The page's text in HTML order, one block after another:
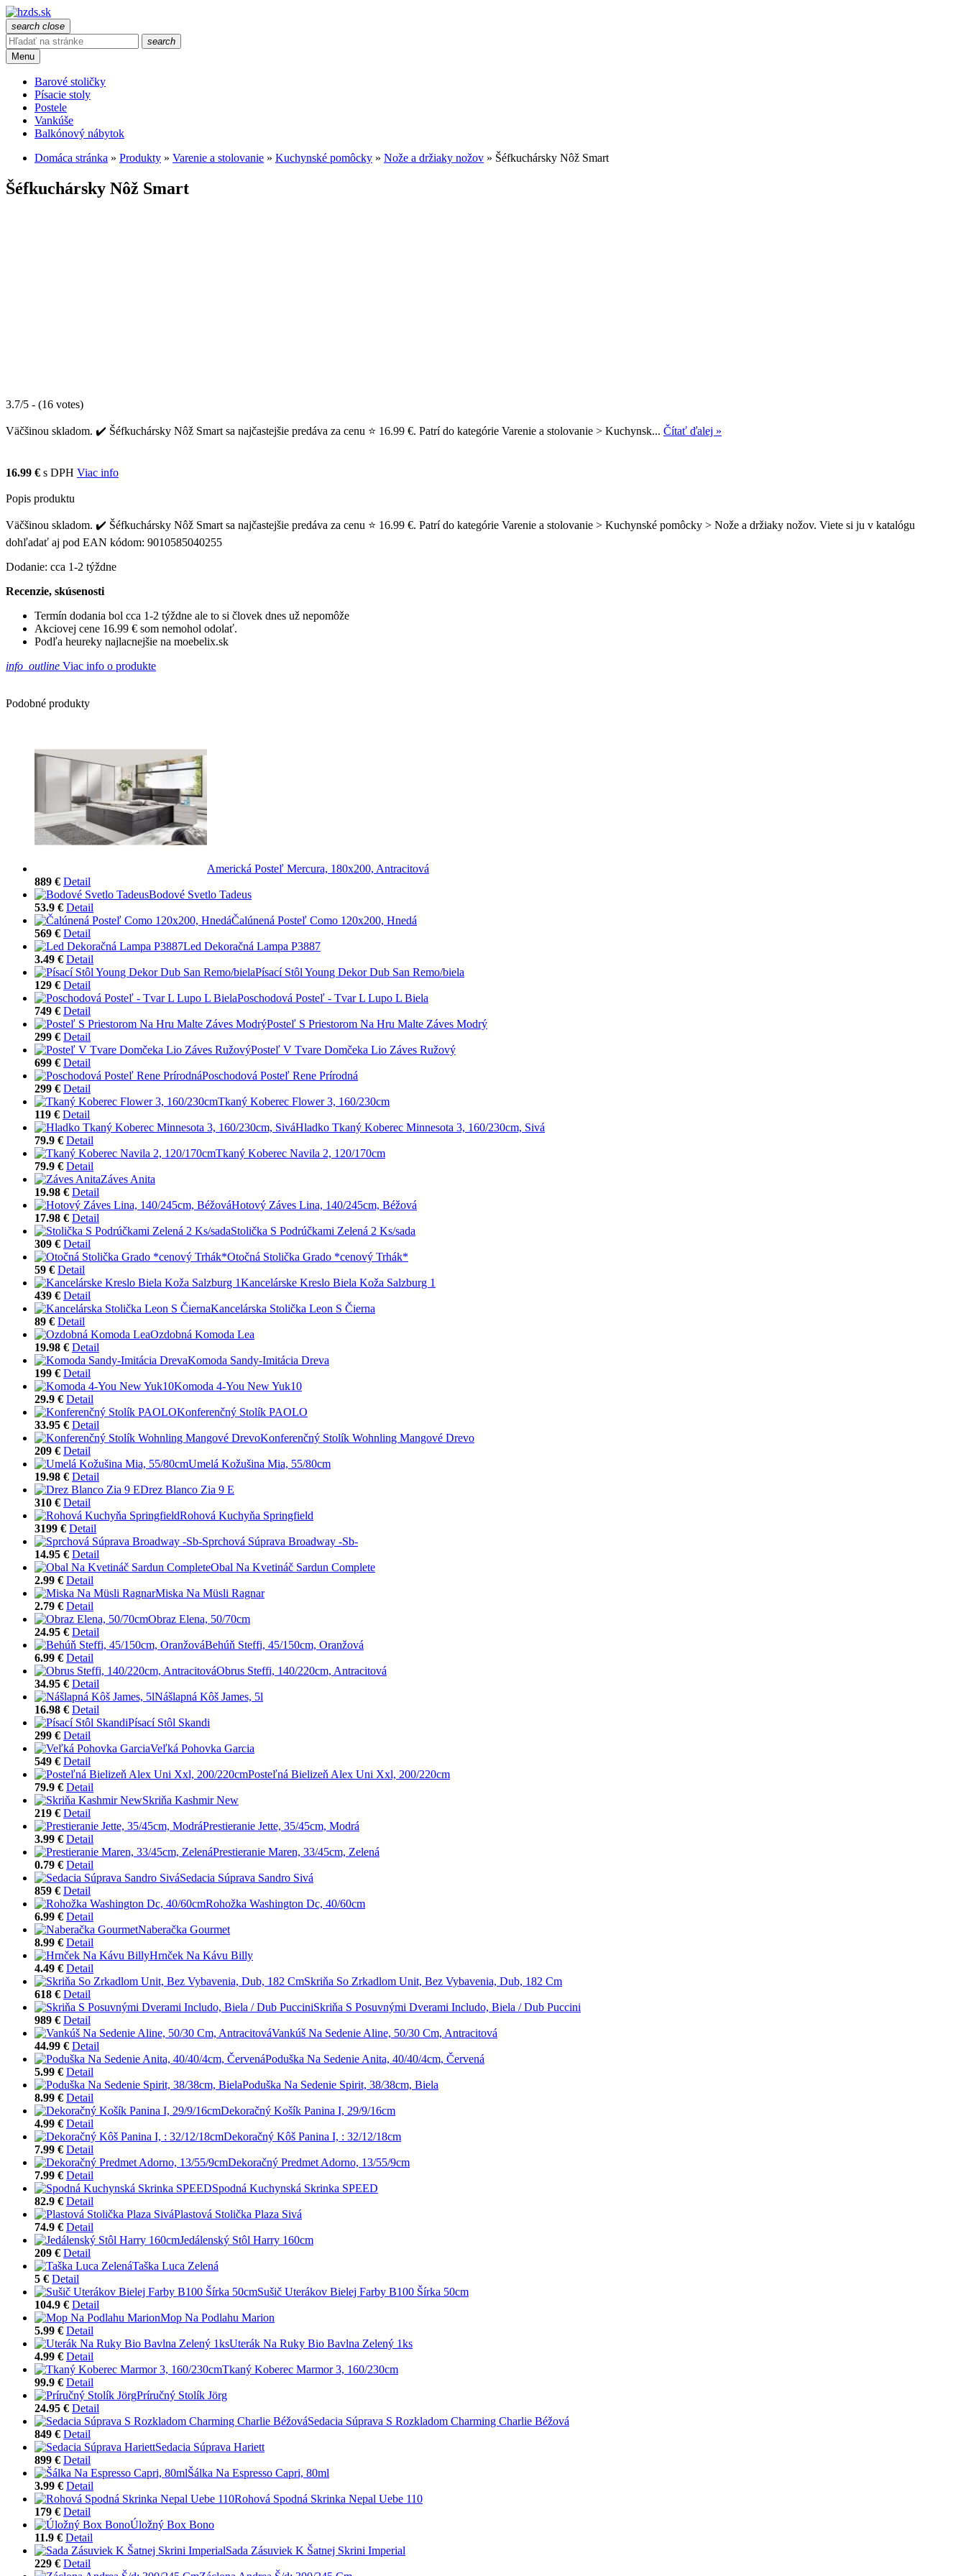
search close
search
Menu
Barové stoličky
Písacie stoly
Postele
Vankúše
Balkónový nábytok
Domáca stránka » Produkty » Varenie a stolovanie » Kuchynské pomôcky » Nože a držiaky nožov » Šéfkuchársky Nôž Smart
Šéfkuchársky Nôž Smart
3.7/5 - (16 votes)
Väčšinou skladom. ✔️ Šéfkuchársky Nôž Smart sa najčastejšie predáva za cenu ⭐ 16.99 €. Patrí do kategórie Varenie a stolovanie > Kuchynsk... Čítať ďalej »
16.99 € s DPH Viac info
Popis produktu
Väčšinou skladom. ✔️ Šéfkuchársky Nôž Smart sa najčastejšie predáva za cenu ⭐ 16.99 €. Patrí do kategórie Varenie a stolovanie > Kuchynské pomôcky > Nože a držiaky nožov. Viete si ju v katalógu
dohľadať aj pod EAN kódom: 9010585040255
Dodanie: cca 1-2 týždne
Recenzie, skúsenosti
Termín dodania bol cca 1-2 týždne ale to si človek dnes už nepomôže
Akciovej cene 16.99 € som nemohol odolať.
Podľa heureky najlacnejšie na moebelix.sk
info_outline Viac info o produkte
Podobné produkty
Americká Posteľ Mercura, 180x200, Antracitová
889 € Detail
Bodové Svetlo Tadeus
53.9 € Detail
Čalúnená Posteľ Como 120x200, Hnedá
569 € Detail
Led Dekoračná Lampa P3887
3.49 € Detail
Písací Stôl Young Dekor Dub San Remo/biela
129 € Detail
Poschodová Posteľ - Tvar L Lupo L Biela
749 € Detail
Posteľ S Priestorom Na Hru Malte Záves Modrý
299 € Detail
Posteľ V Tvare Domčeka Lio Záves Ružový
699 € Detail
Poschodová Posteľ Rene Prírodná
299 € Detail
Tkaný Koberec Flower 3, 160/230cm
119 € Detail
Hladko Tkaný Koberec Minnesota 3, 160/230cm, Sivá
79.9 € Detail
Tkaný Koberec Navila 2, 120/170cm
79.9 € Detail
Záves Anita
19.98 € Detail
Hotový Záves Lina, 140/245cm, Béžová
17.98 € Detail
Stolička S Podrúčkami Zelená 2 Ks/sada
309 € Detail
Otočná Stolička Grado *cenový Trhák*
59 € Detail
Kancelárske Kreslo Biela Koža Salzburg 1
439 € Detail
Kancelárska Stolička Leon S Čierna
89 € Detail
Ozdobná Komoda Lea
19.98 € Detail
Komoda Sandy-Imitácia Dreva
199 € Detail
Komoda 4-You New Yuk10
29.9 € Detail
Konferenčný Stolík PAOLO
33.95 € Detail
Konferenčný Stolík Wohnling Mangové Drevo
209 € Detail
Umelá Kožušina Mia, 55/80cm
19.98 € Detail
Drez Blanco Zia 9 E
310 € Detail
Rohová Kuchyňa Springfield
3199 € Detail
Sprchová Súprava Broadway -Sb-
14.95 € Detail
Obal Na Kvetináč Sardun Complete
2.99 € Detail
Miska Na Müsli Ragnar
2.79 € Detail
Obraz Elena, 50/70cm
24.95 € Detail
Behúň Steffi, 45/150cm, Oranžová
6.99 € Detail
Obrus Steffi, 140/220cm, Antracitová
34.95 € Detail
Nášlapná Kôš James, 5l
16.98 € Detail
Písací Stôl Skandi
299 € Detail
Veľká Pohovka Garcia
549 € Detail
Posteľná Bielizeň Alex Uni Xxl, 200/220cm
79.9 € Detail
Skriňa Kashmir New
219 € Detail
Prestieranie Jette, 35/45cm, Modrá
3.99 € Detail
Prestieranie Maren, 33/45cm, Zelená
0.79 € Detail
Sedacia Súprava Sandro Sivá
859 € Detail
Rohožka Washington Dc, 40/60cm
6.99 € Detail
Naberačka Gourmet
8.99 € Detail
Hrnček Na Kávu Billy
4.49 € Detail
Skriňa So Zrkadlom Unit, Bez Vybavenia, Dub, 182 Cm
618 € Detail
Skriňa S Posuvnými Dverami Includo, Biela / Dub Puccini
989 € Detail
Vankúš Na Sedenie Aline, 50/30 Cm, Antracitová
44.99 € Detail
Poduška Na Sedenie Anita, 40/40/4cm, Červená
5.99 € Detail
Poduška Na Sedenie Spirit, 38/38cm, Biela
8.99 € Detail
Dekoračný Košík Panina I, 29/9/16cm
4.99 € Detail
Dekoračný Kôš Panina I, : 32/12/18cm
7.99 € Detail
Dekoračný Predmet Adorno, 13/55/9cm
7.99 € Detail
Spodná Kuchynská Skrinka SPEED
82.9 € Detail
Plastová Stolička Plaza Sivá
74.9 € Detail
Jedálenský Stôl Harry 160cm
209 € Detail
Taška Luca Zelená
5 € Detail
Sušič Uterákov Bielej Farby B100 Šírka 50cm
104.9 € Detail
Mop Na Podlahu Marion
5.99 € Detail
Uterák Na Ruky Bio Bavlna Zelený 1ks
4.99 € Detail
Tkaný Koberec Marmor 3, 160/230cm
99.9 € Detail
Príručný Stolík Jörg
24.95 € Detail
Sedacia Súprava S Rozkladom Charming Charlie Béžová
849 € Detail
Sedacia Súprava Hariett
899 € Detail
Šálka Na Espresso Capri, 80ml
3.99 € Detail
Rohová Spodná Skrinka Nepal Uebe 110
179 € Detail
Úložný Box Bono
11.9 € Detail
Sada Zásuviek K Šatnej Skrini Imperial
229 € Detail